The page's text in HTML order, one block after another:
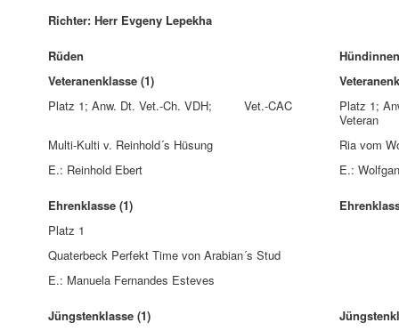
Richter: Herr Evgeny Lepekha
Rüden
Veteranenklasse (1)
Platz 1; Anw. Dt. Vet.-Ch. VDH; Vet.-CAC
Platz 1;
Veteran
Multi-Kulti v. Reinhold´s Hüsung
Ria vom
E.: Reinhold Ebert
E.:
Ehrenklasse (1)
Platz 1
Quaterbeck Perfekt Time von Arabian´s Stud
E.: Manuela Fernandes Esteves
Jüngstenklasse (1)